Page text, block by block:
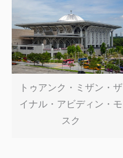
トゥアンク・ミザン・ザ
イナル・アビディン・モ
スク